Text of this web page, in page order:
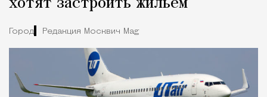
хотят застроить жильем
Город Редакция Москвич Mag